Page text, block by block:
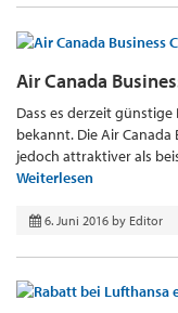
Air Canada
Dass es derzeit
bekannt. Die Air
jedoch attraktiver als
Weiterlesen
6. Juni 2016 by Editor